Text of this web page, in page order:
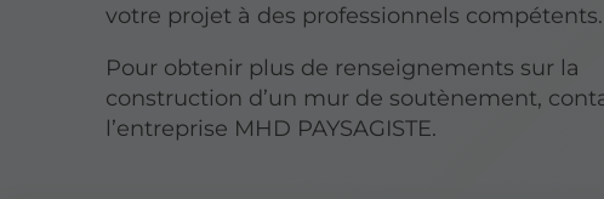
votre projet à des professionnels compétents.
Pour obtenir plus de renseignements sur la
construction d’un mur de soutènement,
l’entreprise MHD PAYSAGISTE.